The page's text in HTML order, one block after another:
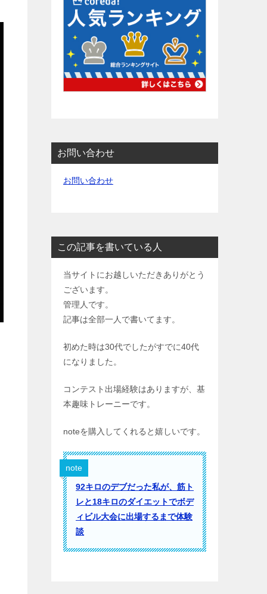
お問い合わせ
お問い合わせ
この記事を書いている人
当サイトにお越しいただきありがとう
ございます。
管理人です。
記事は全部一人で書いてます。
初めた時は30代でしたがすでに40代
になりました。
コンテスト出場経験はありますが、基
本趣味トレーニーです。
noteを購入してくれると嬉しいです。
note
92キロのデブだった私が、筋ト
レと18キロのダイエットでボデ
ィビル大会に出場するまで体験
談